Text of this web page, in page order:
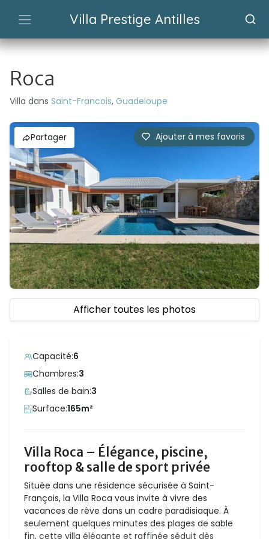
Villa Prestige Antilles
Roca
Villa dans Saint-Francois, Guadeloupe
Ajouter à mes favoris
Partager
Afficher toutes les photos
Capacité:6
Chambres:3
Salles de bain:3
Surface:165m²
Villa Roca – Élégance, piscine,
rooftop & salle de sport privée
Située dans une résidence sécurisée à Saint-
François, la Villa Roca vous invite à vivre des
vacances de rêve dans un cadre paradisiaque. À
seulement quelques minutes des plages de sable
fin, cette villa élégante et raffinée séduit dès